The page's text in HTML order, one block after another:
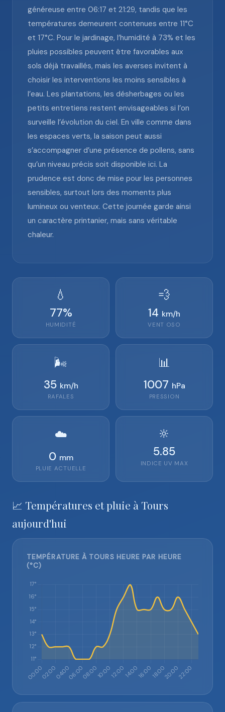
généreuse entre 06:17 et 21:29, tandis que les
températures demeurent contenues entre 11°C
et 17°C. Pour le jardinage, l’humidité à 73% et les
pluies possibles peuvent être favorables aux
sols déjà travaillés, mais les averses invitent à
choisir les interventions les moins sensibles à
l’eau. Les plantations, les désherbages ou les
petits entretiens restent envisageables si l’on
surveille l’évolution du ciel. En ville comme dans
les espaces verts, la saison peut aussi
s’accompagner d’une présence de pollens, sans
qu’un niveau précis soit disponible ici. La
prudence est donc de mise pour les personnes
sensibles, surtout lors des moments plus
lumineux ou venteux. Cette journée garde ainsi
un caractère printanier, mais sans véritable
chaleur.
💧
77%
HUMIDITÉ
💨
14 km/h
VENT OSO
🌬️
35 km/h
RAFALES
📊
1007 hPa
PRESSION
☁️
0 mm
PLUIE ACTUELLE
🔆
5.85
INDICE UV MAX
📈 Températures et pluie à Tours
aujourd'hui
TEMPÉRATURE À TOURS HEURE PAR HEURE
(°C)